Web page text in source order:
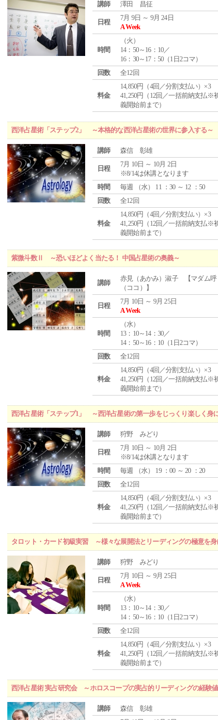
講師 澤田 昌征
日程
7月 9日 ～ 9月 24日
A Week
時間
（火 ）
14：50～16：10／
16：30～17：50（1日2コマ）
回数
全12回
料金
14,850円（4回／分割支払い）×3
41,250円（12回／一括前納支払※
義開始前まで）
西洋占星術「ステップ2」 ～本格的な西洋占星術の世界に参入する～
講師 森信 彰雄
日程
7月 10日 ～ 10月 2日
※8/14は休講となります
時間
毎週 （水） 11 ：30 ～ 12 ：50
回数
全12回
料金
14,850円（4回／分割支払い）×3
41,250円（12回／一括前納支払※
義開始前まで）
紫微斗数Ⅱ ～恐いほどよく当たる！ 中国占星術の奥義～
講師
赤見（あかみ）淑子 【マダム呼
（ココ）】
日程
7月 10日 ～ 9月 25日
A Week
時間
（水）
13：10～14：30／
14：50～16：10（1日2コマ）
回数
全12回
料金
14,850円（4回／分割支払い）×3
41,250円（12回／一括前納支払※
義開始前まで）
西洋占星術「ステップ1」 ～西洋占星術の第一歩をじっくり楽しく身
講師 狩野 みどり
日程
7月 10日 ～ 10月 2日
※8/14は休講となります
時間
毎週 （水） 19 ：00 ～ 20 ：20
回数
全12回
料金
14,850円（4回／分割支払い）×3
41,250円（12回／一括前納支払※
義開始前まで）
タロット・カード初級実習 ～様々な展開法とリーディングの極意を身
講師 狩野 みどり
日程
7月 10日 ～ 9月 25日
A Week
時間
（水）
13：10～14：30／
14：50～16：10（1日2コマ）
回数
全12回
料金
14,850円（4回／分割支払い）×3
41,250円（12回／一括前納支払※
義開始前まで）
西洋占星術 実占研究会 ～ホロスコープの実占的リーディングの経験
講師
森信 彰雄